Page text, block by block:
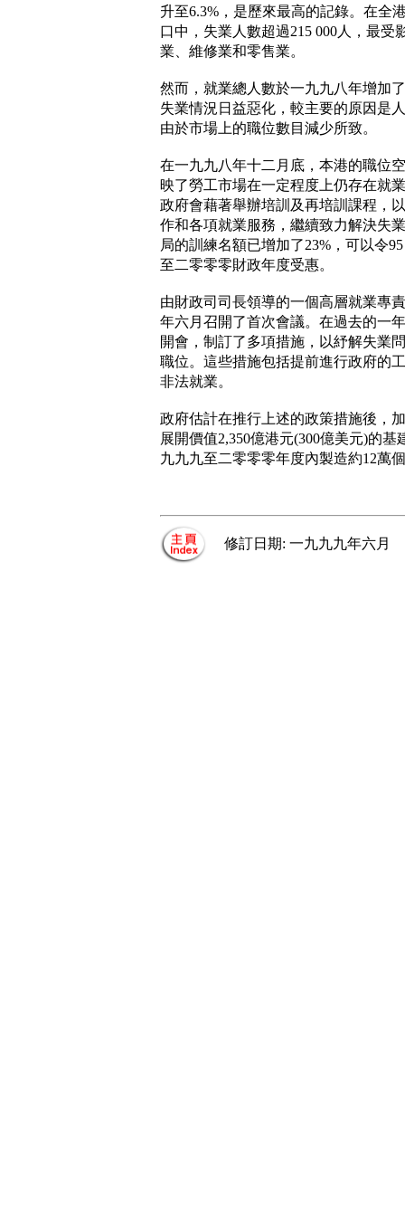
升至6.3%，是歷來最高的記錄。在全
口中，失業人數超過215 000人，最受
業、維修業和零售業。
然而，就業總人數於一九九八年增加
失業情況日益惡化，較主要的原因是
由於市場上的職位數目減少所致。
在一九九八年十二月底，本港的職位
映了勞工市場在一定程度上仍存在就
政府會藉著舉辦培訓及再培訓課程，
作和各項就業服務，繼續致力解決失
局的訓練名額已增加了23%，可以令
至二零零零財政年度受惠。
由財政司司長領導的一個高層就業專
年六月召開了首次會議。在過去的一
開會，制訂了多項措施，以紓解失業
職位。這些措施包括提前進行政府的
非法就業。
政府估計在推行上述的政策措施後，
展開價值2,350億港元(300億美元)的基
九九九至二零零零年度內製造約12萬
修訂日期: 一九九九年六月